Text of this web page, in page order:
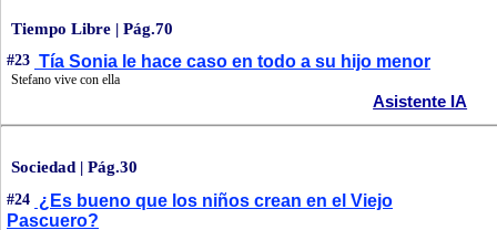
Tiempo Libre | Pág.70
#23 Tía Sonia le hace caso en todo a su hijo menor
Stefano vive con ella
Asistente IA
Sociedad | Pág.30
#24 ¿Es bueno que los niños crean en el Viejo
Pascuero?